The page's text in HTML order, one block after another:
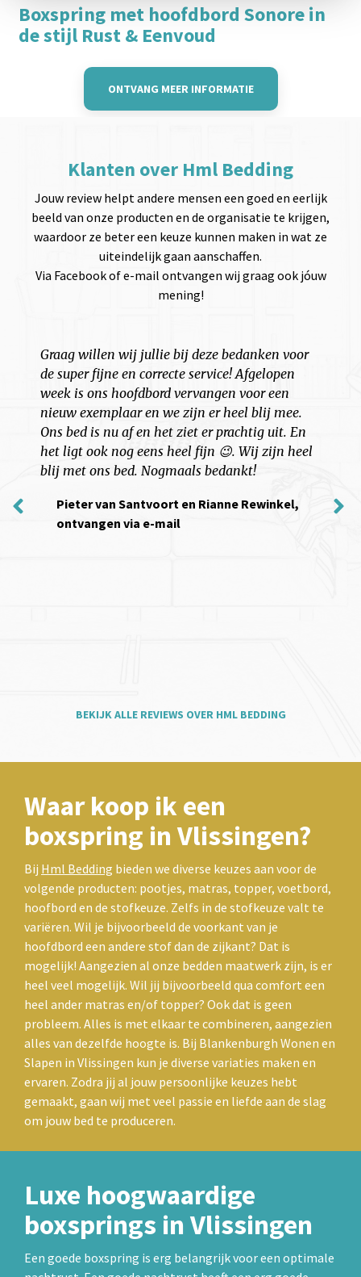
Boxspring met hoofdbord Sonore in
de stijl Rust & Eenvoud
ONTVANG MEER INFORMATIE
Klanten over Hml Bedding
Jouw review helpt andere mensen een goed en eerlijk
beeld van onze producten en de organisatie te krijgen,
waardoor ze beter een keuze kunnen maken in wat ze
uiteindelijk gaan aanschaffen.
Via Facebook of e-mail ontvangen wij graag ook jóuw
mening!
Graag willen wij jullie bij deze bedanken voor
de super fijne en correcte service! Afgelopen
week is ons hoofdbord vervangen voor een
nieuw exemplaar en we zijn er heel blij mee.
Ons bed is nu af en het ziet er prachtig uit. En
het ligt ook nog eens heel fijn 😉. Wij zijn heel
blij met ons bed. Nogmaals bedankt!
Pieter van Santvoort en Rianne Rewinkel,
ontvangen via e-mail
BEKIJK ALLE REVIEWS OVER HML BEDDING
Waar koop ik een
boxspring in Vlissingen?
Bij Hml Bedding bieden we diverse keuzes aan voor de
volgende producten: pootjes, matras, topper, voetbord,
hoofbord en de stofkeuze. Zelfs in de stofkeuze valt te
variëren. Wil je bijvoorbeeld de voorkant van je
hoofdbord een andere stof dan de zijkant? Dat is
mogelijk! Aangezien al onze bedden maatwerk zijn, is er
heel veel mogelijk. Wil jij bijvoorbeeld qua comfort een
heel ander matras en/of topper? Ook dat is geen
probleem. Alles is met elkaar te combineren, aangezien
alles van dezelfde hoogte is. Bij Blankenburgh Wonen en
Slapen in Vlissingen kun je diverse variaties maken en
ervaren. Zodra jij al jouw persoonlijke keuzes hebt
gemaakt, gaan wij met veel passie en liefde aan de slag
om jouw bed te produceren.
Luxe hoogwaardige
boxsprings in Vlissingen
Een goede boxspring is erg belangrijk voor een optimale